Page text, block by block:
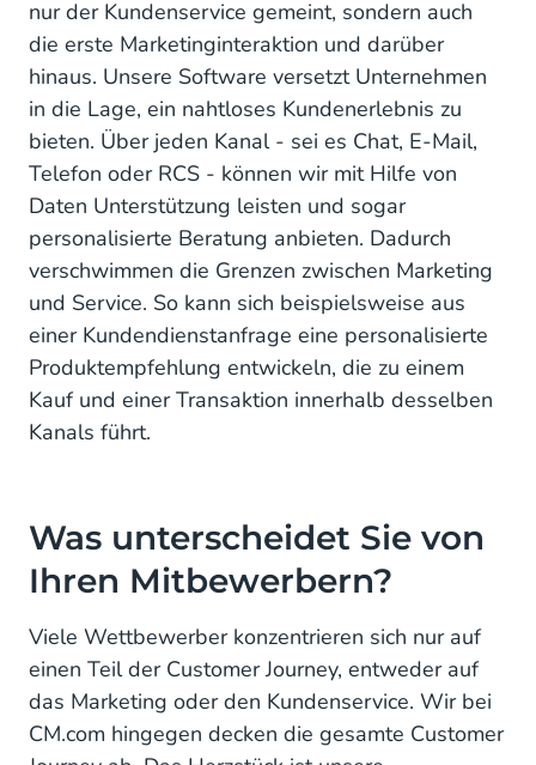
zu lösen?
Und wenn wir weiter in die Zukunft blicken?
Worin sehen Sie Ihren Beitrag zur Innovation im
elektronischen Handel?
nur der Kundenservice gemeint, sondern auch
die erste Marketinginteraktion und darüber
hinaus. Unsere Software versetzt Unternehmen
in die Lage, ein nahtloses Kundenerlebnis zu
bieten. Über jeden Kanal - sei es Chat, E-Mail,
Telefon oder RCS - können wir mit Hilfe von
Daten Unterstützung leisten und sogar
personalisierte Beratung anbieten. Dadurch
verschwimmen die Grenzen zwischen Marketing
und Service. So kann sich beispielsweise aus
einer Kundendienstanfrage eine personalisierte
Produktempfehlung entwickeln, die zu einem
Kauf und einer Transaktion innerhalb desselben
Kanals führt.
Was unterscheidet Sie von
Ihren Mitbewerbern?
Viele Wettbewerber konzentrieren sich nur auf
einen Teil der Customer Journey, entweder auf
das Marketing oder den Kundenservice. Wir bei
CM.com hingegen decken die gesamte Customer